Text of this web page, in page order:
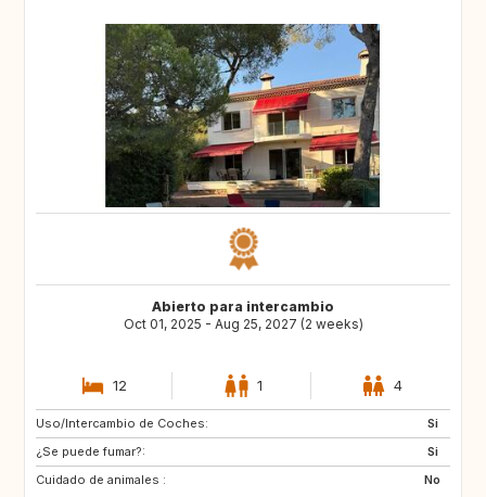
Abierto para intercambio
Oct 01, 2025 - Aug 25, 2027 (2 weeks)
12 1 4
Uso/Intercambio de Coches:
Si
¿Se puede fumar?:
Si
Cuidado de animales :
No
VN
ID
JP